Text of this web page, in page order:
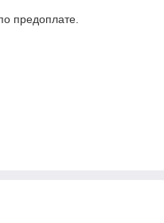
предоплате.